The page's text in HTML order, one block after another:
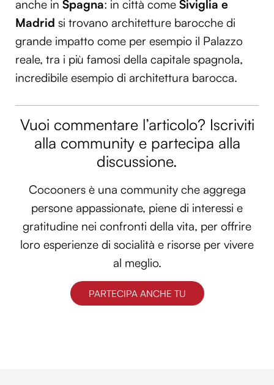
Utilizziamo i cookie per personalizzare contenuti ed
annunci, per fornire funzionalità dei social media e per
analizzare il nostro traffico. Condividiamo inoltre
informazioni sul modo in cui utilizzi il nostro sito con i
nostri partner che si occupano di analisi dei dati web,
pubblicità e social media, i quali potrebbero combinarle
raccolto dal tuo utilizzo dei loro servizi.
anche in Spagna: in città come Siviglia e
Madrid si trovano architetture barocche di
grande impatto come per esempio il Palazzo
reale, tra i più famosi della capitale spagnola,
incredibile esempio di architettura barocca.
Vuoi commentare l’articolo? Iscriviti
alla community e partecipa alla
discussione.
Cocooners è una community che aggrega
persone appassionate, piene di interessi e
gratitudine nei confronti della vita, per offrire
loro esperienze di socialità e risorse per vivere
al meglio.
PARTECIPA ANCHE TU